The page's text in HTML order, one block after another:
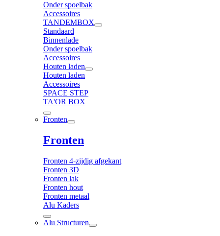
Onder spoelbak
Accessoires
TANDEMBOX
Standaard
Binnenlade
Onder spoelbak
Accessoires
Houten laden
Houten laden
Accessoires
SPACE STEP
TA'OR BOX
Fronten
Fronten
Fronten 4-zijdig afgekant
Fronten 3D
Fronten lak
Fronten hout
Fronten metaal
Alu Kaders
Alu Structuren